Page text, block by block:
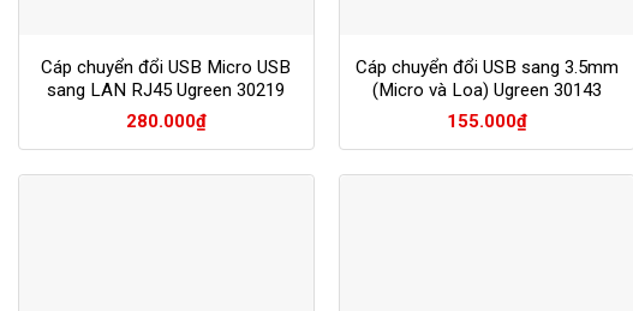
Cáp chuyển đổi USB Micro USB
sang LAN RJ45 Ugreen 30219
280.000₫
Cáp chuyển đổi USB sang 3.5mm
(Micro và Loa) Ugreen 30143
155.000₫